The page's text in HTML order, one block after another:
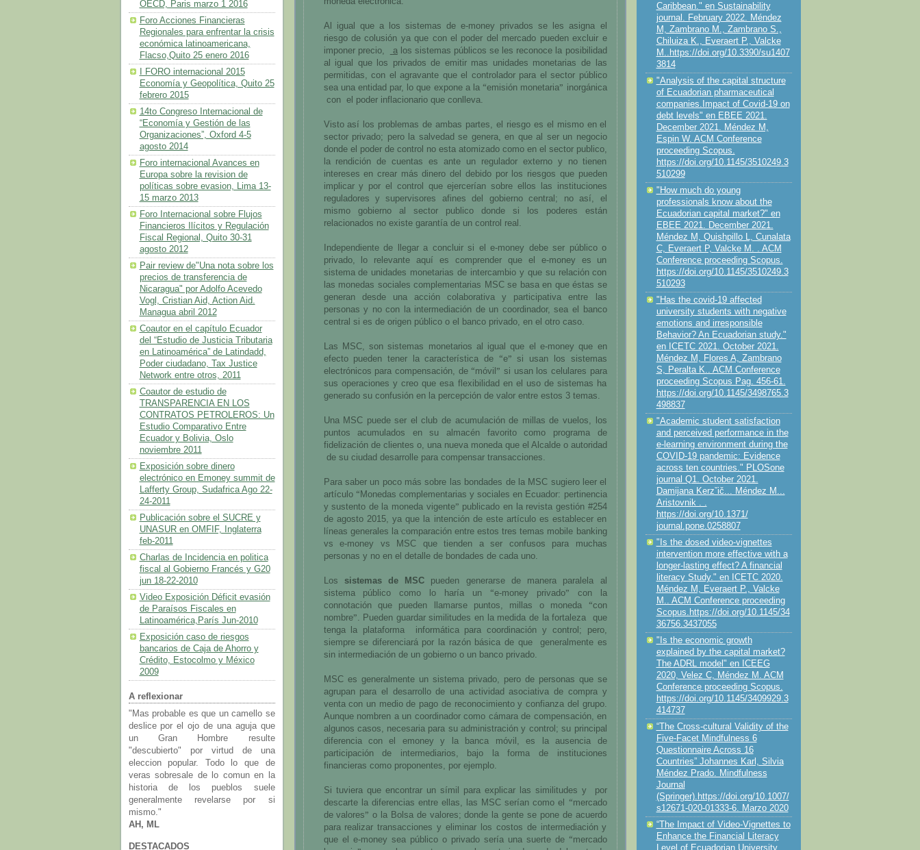
OECD, Paris marzo 1 2016
Foro Acciones Financieras
Regionales para enfrentar la crisis
económica latinoamericana,
Flacso,Quito 25 enero 2016
I FORO internacional 2015
Economía y Geopolítica, Quito 25
febrero 2015
14to Congreso Internacional de
“Economía y Gestión de las
Organizaciones”, Oxford 4-5
agosto 2014
Foro internacional Avances en
Europa sobre la revision de
políticas sobre evasion, Lima 13-
15 marzo 2013
Foro Internacional sobre Flujos
Financieros Ilícitos y Regulación
Fiscal Regional, Quito 30-31
agosto 2012
Pair review de"Una nota sobre los
precios de transferencia de
Nicaragua" por Adolfo Acevedo
Vogl, Cristian Aid, Action Aid.
Managua abril 2012
Coautor en el capítulo Ecuador
del “Estudio de Justicia Tributaria
en Latinoamérica” de Latindadd,
Poder ciudadano, Tax Justice
Network entre otros, 2011
Coautor de estudio de
TRANSPARENCIA EN LOS
CONTRATOS PETROLEROS: Un
Estudio Comparativo Entre
Ecuador y Bolivia, Oslo
noviembre 2011
Exposición sobre dinero
electrónico en Emoney summit de
Lafferty Group, Sudafrica Ago 22-
24-2011
Publicación sobre el SUCRE y
UNASUR en OMFIF, Inglaterra
feb-2011
Charlas de Incidencia en politica
fiscal al Gobierno Francés y G20
jun 18-22-2010
Video Exposición Déficit evasión
de Paraísos Fiscales en
Latinoamérica,París Jun-2010
Exposición caso de riesgos
bancarios de Caja de Ahorro y
Crédito, Estocolmo y México
2009
A reflexionar
"Mas probable es que un camello se
deslice por el ojo de una aguja que
un Gran Hombre resulte
"descubierto" por virtud de una
eleccion popular. Todo lo que de
veras sobresale de lo comun en la
historia de los pueblos suele
generalmente revelarse por si
mismo."
AH, ML
DESTACADOS
Al igual que a los sistemas de e-money privados se les asigna el
riesgo de colusión ya que con el poder del mercado pueden excluir e
imponer precio,
alos sistemas públicos se les reconoce la posibilidad
al igual que los privados de emitir mas unidades monetarias de las
permitidas, con el agravante que el controlador para el sector público
sea una entidad par, lo que expone a la “emisión monetaria” inorgánica
con el poder inflacionario que conlleva.
Visto así los problemas de ambas partes, el riesgo es el mismo en el
sector privado; pero la salvedad se genera, en que al ser un negocio
donde el poder de control no esta atomizado como en el sector publico,
la rendición de cuentas es ante un regulador externo y no tienen
intereses en crear más dinero del debido por los riesgos que pueden
implicar y por el control que ejercerían sobre ellos las instituciones
reguladores y supervisores afines del gobierno central; no así, el
mismo gobierno al sector publico donde si los poderes están
relacionados no existe garantía de un control real.
Independiente de llegar a concluir si el e-money debe ser público o
privado, lo relevante aquí es comprender que el e-money es un
sistema de unidades monetarias de intercambio y que su relación con
las monedas sociales complementarias MSC se basa en que éstas se
generan desde una acción colaborativa y participativa entre las
personas y no con la intermediación de un coordinador, sea el banco
central si es de origen público o el banco privado, en el otro caso.
Las MSC, son sistemas monetarios al igual que el e-money que en
efecto pueden tener la característica de “e” si usan los sistemas
electrónicos para compensación, de “móvil ” si usan los celulares para
sus operaciones y creo que esa flexibilidad en el uso de sistemas ha
generado su confusión en la percepción de valor entre estos 3 temas.
Una MSC puede ser el club de acumulación de millas de vuelos, los
puntos acumulados en su almacén favorito como programa de
fidelización de clientes o, una nueva moneda que el Alcalde o autoridad
de su ciudad desarrolle para compensar transacciones.
Para saber un poco más sobre las bondades de la MSC sugiero leer el
artículo “ Monedas complementarias y sociales en Ecuador: pertinencia
y sustento de la moneda vigente” publicado en la revista gestión #254
de agosto 2015, ya que la intención de este artículo es establecer en
líneas generales la comparación entre estos tres temas mobile banking
vs e-money vs MSC que tienden a ser confusos para muchas
personas y no en el detalle de bondades de cada uno.
Los sistemas de MSC pueden generarse de manera paralela al
sistema público como lo haría un “e-money privado” con la
connotación que pueden llamarse puntos, millas o moneda
“con
nombre”. Pueden guardar similitudes en la medida de la fortaleza
que
tenga la plataforma
informática para coordinación y control; pero,
siempre se diferenciará por la razón básica de que
generalmente es
sin intermediación de un gobierno o un banco privado.
MSC es generalmente un sistema privado, pero de personas que se
agrupan para el desarrollo de una actividad asociativa de compra y
venta con un medio de pago de reconocimiento y confianza del grupo.
Aunque nombren a un coordinador como cámara de compensación, en
algunos casos, necesaria para su administración y control; su principal
diferencia con el emoney y la banca móvil, es la ausencia de
participación de intermediarios, bajo la forma de instituciones
financieras como proponentes, por ejemplo.
Si tuviera que encontrar un símil para explicar las similitudes y
por
descarte la diferencias entre ellas, las MSC serían como el
“mercado
de valores” o la Bolsa de valores; donde la gente se pone de acuerdo
para realizar transacciones y eliminar los costos de intermediación y
que el e-money sea público o privado sería una suerte de “mercado
Caribbean." en Sustainability
journal. February 2022. Méndez
M, Zambrano M., Zambrano S.,
Chiluiza K., Everaert P., Valcke
M..https://doi.org/10.3390/su1407
3814
"Analysis of the capital structure
of Ecuadorian pharmaceutical
companies.Impact of Covid-19 on
debt levels" en EBEE 2021.
December 2021. Méndez M,
Espin W. ACM Conference
proceeding Scopus.
https://doi.org/10.1145/3510249.3
510299
"How much do young
professionals know about the
Ecuadorian capital market?" en
EBEE 2021. December 2021.
Méndez M, Quishpillo L, Cunalata
C, Everaert P, Valcke M. . ACM
Conference proceeding Scopus.
https://doi.org/10.1145/3510249.3
510293
"Has the covid-19 affected
university students with negative
emotions and irresponsible
Behavior? An Ecuadorian study."
en ICETC 2021. October 2021.
Méndez M, Flores A, Zambrano
S, Peralta K.. ACM Conference
proceeding Scopus Pag. 456-61.
https://doi.org/10.1145/3498765.3
498837
"Academic student satisfaction
and perceived performance in the
e-learning environment during the
COVID-19 pandemic: Evidence
across ten countries." PLOSone
journal Q1. October 2021.
Damijana Kerzˇič... Méndez M...
Aristovnik . .
https://doi.org/10.1371/
journal.pone.0258807
"Is the dosed video-vignettes
intervention more effective with a
longer-lasting effect? A financial
literacy Study." en ICETC 2020.
Méndez M, Everaert P., Valcke
M.. ACM Conference proceeding
Scopus.https://doi.org/10.1145/34
36756.3437055
"Is the economic growth
explained by the capital market?
The ADRL model" en ICEEG
2020, Velez C, Méndez M. ACM
Conference proceeding Scopus.
https://doi.org/10.1145/3409929.3
414737
“The Cross-cultural Validity of the
Five-Facet Mindfulness 6
Questionnaire Across 16
Countries” Johannes Karl, Silvia
Méndez Prado. Mindfulness
Journal
(Springer).https://doi.org/10.1007/
s12671-020-01333-6. Marzo 2020
“The Impact of Video-Vignettes to
Enhance the Financial Literacy
Level of Ecuadorian University